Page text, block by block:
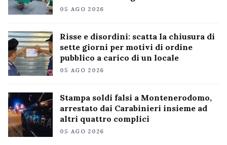
05 AGO 2026
Risse e disordini: scatta la chiusura di
sette giorni per motivi di ordine
pubblico a carico di un locale
05 AGO 2026
Stampa soldi falsi a Montenerodomo,
arrestato dai Carabinieri insieme ad
altri quattro complici
05 AGO 2026